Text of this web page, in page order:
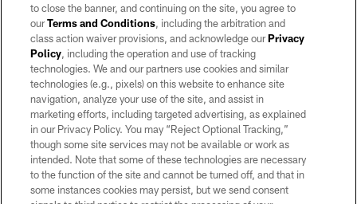
©2026 by the Las Vegas Raiders. All rights reserved. No portion of this site
may be reproduced without the express written permission of the Las Vegas
Raiders.
PRIVACY POLICY
TERMS OF SERVICE
ACCESSIBILITY
AD CHOICES
to close the banner, and continuing on the site, you agree to
ourTerms and Conditions, including the arbitration and
class action waiver provisions, and acknowledge ourPrivacy
Policy, including the operation and use of tracking
technologies. We and our partners use cookies and similar
technologies (e.g., pixels) on this website to enhance site
navigation, analyze your use of the site, and assist in
marketing efforts, including targeted advertising, as explained
in our Privacy Policy. You may “Reject Optional Tracking,”
though some site services may not be available or work as
intended. Note that some of these technologies are necessary
to the function of the site and cannot be turned off, and that in
some instances cookies may persist, but we send consent